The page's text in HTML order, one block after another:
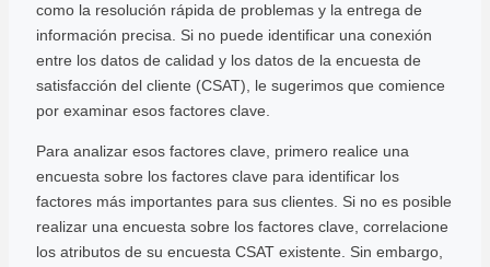
como la resolución rápida de problemas y la entrega de
información precisa. Si no puede identificar una conexión
entre los datos de calidad y los datos de la encuesta de
satisfacción del cliente (CSAT), le sugerimos que comience
por examinar esos factores clave.
Para analizar esos factores clave, primero realice una
encuesta sobre los factores clave para identificar los
factores más importantes para sus clientes. Si no es posible
realizar una encuesta sobre los factores clave, correlacione
los atributos de su encuesta CSAT existente. Sin embargo,